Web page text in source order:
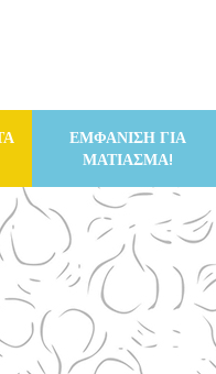
ΕΜΦΑΝΙΣΗ ΓΙΑ
ΜΑΤΙΑΣΜΑ!